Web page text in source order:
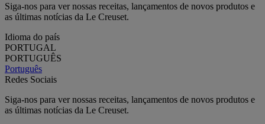
Siga-nos para ver nossas receitas, lançamentos de novos produtos e
as últimas notícias da Le Creuset.
Idioma do país
PORTUGAL
PORTUGUÊS
Português
Redes Sociais
Siga-nos para ver nossas receitas, lançamentos de novos produtos e
as últimas notícias da Le Creuset.